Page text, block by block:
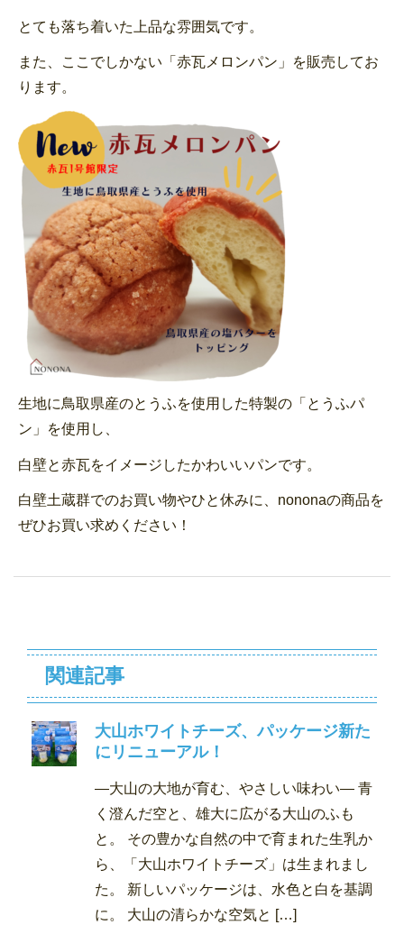
とても落ち着いた上品な雰囲気です。
また、ここでしかない「赤瓦メロンパン」を販売してお
ります。
生地に鳥取県産のとうふを使用した特製の「とうふパ
ン」を使用し、
白壁と赤瓦をイメージしたかわいいパンです。
白壁土蔵群でのお買い物やひと休みに、nononaの商品を
ぜひお買い求めください！
関連記事
大山ホワイトチーズ、パッケージ新た
にリニューアル！
―大山の大地が育む、やさしい味わい― 青
く澄んだ空と、雄大に広がる大山のふも
と。 その豊かな自然の中で育まれた生乳か
ら、「大山ホワイトチーズ」は生まれまし
た。 新しいパッケージは、水色と白を基調
に。 大山の清らかな空気と […]